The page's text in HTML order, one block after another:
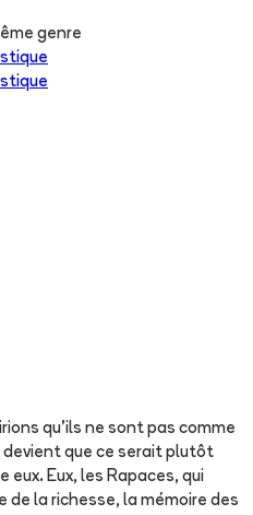
genre
qu'ils ne sont pas comme
devient que ce serait plutôt
eux. Eux, les Rapaces, qui
la richesse, la mémoire des